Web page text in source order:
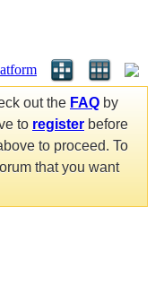
out the FAQ by
to register before
to proceed. To
that you want